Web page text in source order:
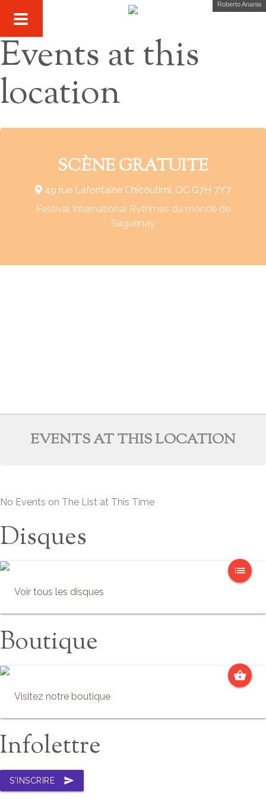
Roberto Anania
Events at this
location
SCÈNE GRATUITE
49 rue Lafontaine Chicoutimi, QC G7H 7Y7
Festival International Rythmes du monde de
Saguenay
EVENTS AT THIS LOCATION
No Events on The List at This Time
Disques
list
Voir tous les disques
Boutique
shopping_basket
Visitez notre boutique
Infolettre
send
S'INSCRIRE